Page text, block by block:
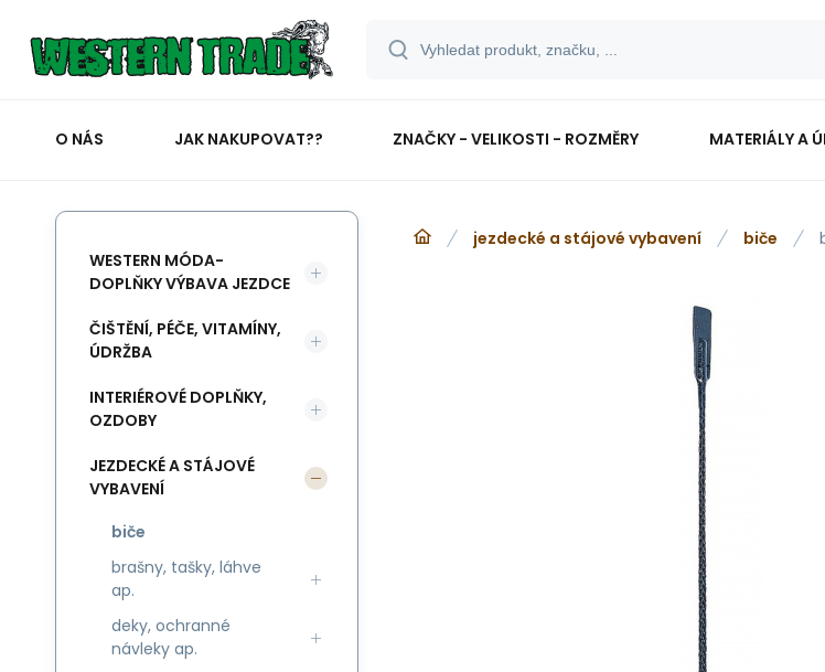
O NÁS JAK NAKUPOVAT?? ZNAČKY - VELIKOSTI - ROZMĚRY MATERIÁLY A
jezdecké a stájové vybavení biče
WESTERN MÓDA-
DOPLŇKY VÝBAVA JEZDCE
ČIŠTĚNÍ, PÉČE, VITAMÍNY,
ÚDRŽBA
INTERIÉROVÉ DOPLŇKY,
OZDOBY
JEZDECKÉ A STÁJOVÉ
VYBAVENÍ
biče
brašny, tašky, láhve
ap.
deky, ochranné
návleky ap.